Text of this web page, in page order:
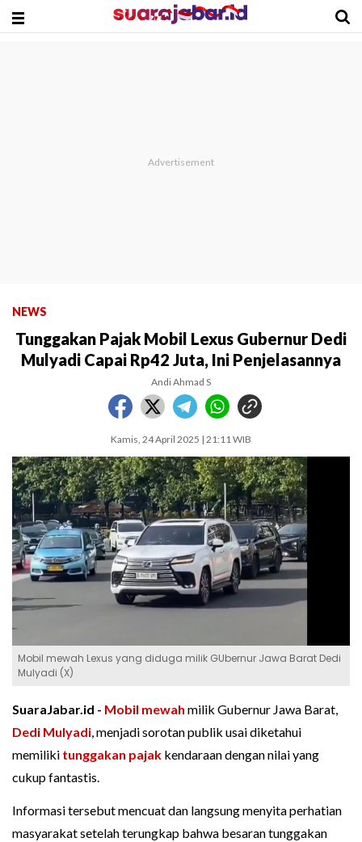
NEWS
Tunggakan Pajak Mobil Lexus Gubernur Dedi
Mulyadi Capai Rp42 Juta, Ini Penjelasannya
Andi Ahmad S
Kamis, 24 April 2025 | 21:11 WIB
Mobil mewah Lexus yang diduga milik GUbernur Jawa Barat Dedi
Mulyadi (X)
SuaraJabar.id - Mobil mewah milik Gubernur Jawa Barat,
Dedi Mulyadi, menjadi sorotan publik usai diketahui
memiliki tunggakan pajak kendaraan dengan nilai yang
cukup fantastis.
Informasi tersebut mencuat dan langsung menyita perhatian
masyarakat setelah terungkap bahwa besaran tunggakan